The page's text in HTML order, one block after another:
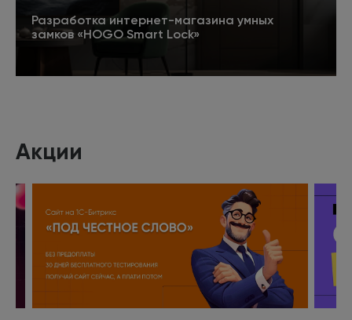
Разработка интернет-магазина умных
замков «HOGO Smart Lock»
Подробнее
Акции